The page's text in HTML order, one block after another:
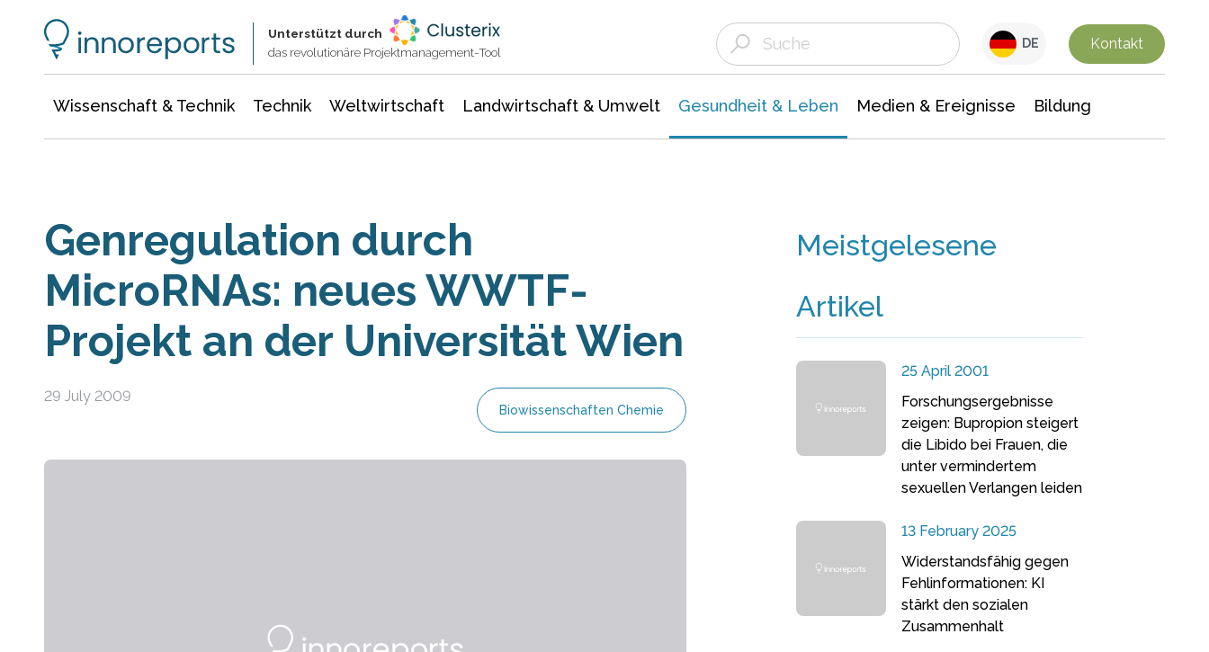
Unterstützt durch
das revolutionäre Projektmanagement-Tool
DE Kontakt
Wissenschaft & Technik Technik Weltwirtschaft Landwirtschaft & Umwelt Gesundheit & Leben Medien & Ereignisse Bildung
Genregulation durch
MicroRNAs: neues WWTF-
Projekt an der Universität Wien
29 July 2009
Biowissenschaften Chemie
Meistgelesene
Artikel
25 April 2001
Forschungsergebnisse
zeigen: Bupropion steigert
die Libido bei Frauen, die
unter vermindertem
sexuellen Verlangen leiden
13 February 2025
Widerstandsfähig gegen
Fehlinformationen: KI
stärkt den sozialen
Zusammenhalt